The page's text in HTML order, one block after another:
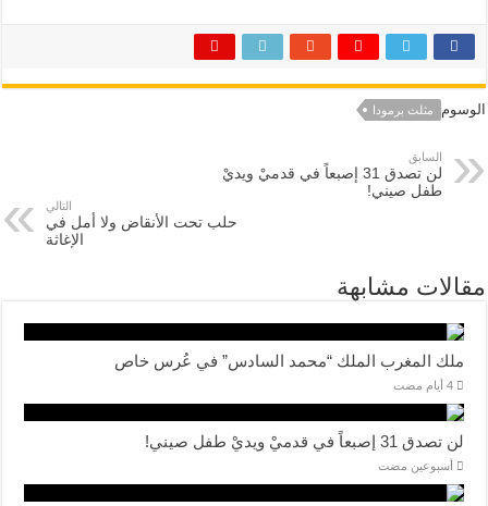
الوسوم مثلث برمودا
السابق
لن تصدق 31 إصبعاً في قدميْ ويديْ
طفل صيني!
التالي
حلب تحت الأنقاض ولا أمل في
الإغاثة
مقالات مشابهة
ملك المغرب الملك “محمد السادس” في عُرس خاص
‏4 أيام مضت
لن تصدق 31 إصبعاً في قدميْ ويديْ طفل صيني!
‏أسبوعين مضت